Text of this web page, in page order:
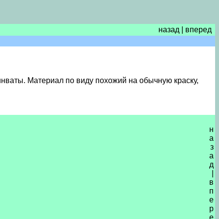
назад вперед
Материал по виду похожий на обычную краску,
н
а
з
а
д
в
п
е
р
е